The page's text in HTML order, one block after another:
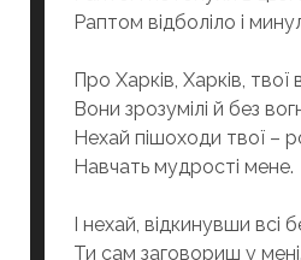
Раптом відболіло і
Про Харків, Харків, твої
Вони зрозумілі й без
Нехай пішоходи твої –
Навчать мудрості мене.
І нехай, відкинувши всі
Ти сам заговориш у